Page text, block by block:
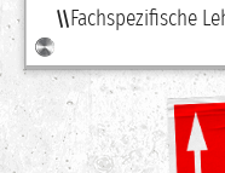
Fachspezifische